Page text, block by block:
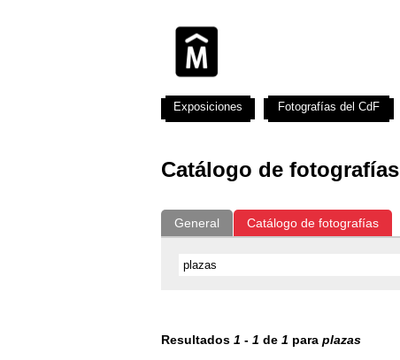
Catálogo de fotografías
General Catálogo de fotografías
Resultados 1 - 1 de 1 para plazas
Exposiciones Fotografías del CdF